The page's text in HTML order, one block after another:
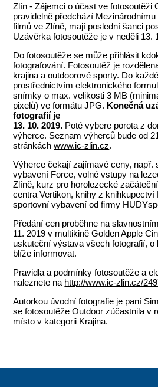
Zlín - Zájemci o účast ve fotosoutěži
pravidelně předchází
filmů ve Zlíně, mají poslední šanci
Uzávěrka fotosoutěže je v neděli 13.
Do fotosoutěže se může přihlásit
fotografování. Fotosoutěž je
krajina a outdoorové sporty. Do
prostřednictvím elektronického
snímky o max. velikosti 3 MB
pixelů) ve formátu JPG. Konečná
fotografií je
13. 10. 2019. Poté vybere porota z
výherce. Seznam výherců bude od
stránkáchwww.ic-zlin.cz.
Výherce čekají zajímavé ceny, např.
vybavení Force, volné vstupy na
Zlíně, kurz pro horolezecké
centra Vertikon, knihy z knihkupectví
sportovní vybavení od firmy
Předání cen proběhne na
11. 2019 v multikině Golden Apple
uskuteční výstava všech fotografií, o
blíže informovat.
Pravidla a podmínky fotosoutěže a
naleznete na http://www.ic-zlin.cz/
Autorkou úvodní fotografie je paní
se fotosoutěže Outdoor zúčastnila v
místo v kategorii Krajina.